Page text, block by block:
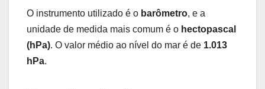
O instrumento utilizado é o barômetro, e a
unidade de medida mais comum é o hectopascal
(hPa). O valor médio ao nível do mar é de 1.013
hPa.